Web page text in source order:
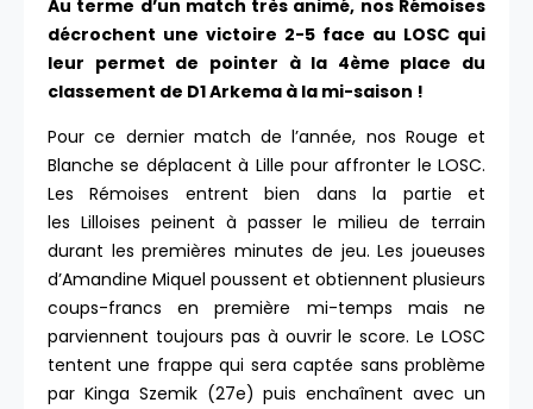
Au terme d’un match très animé, nos Rémoises
décrochent une victoire 2-5 face au LOSC qui
leur permet de pointer à la 4ème place du
classement de D1 Arkema à la mi-saison !
Pour ce dernier match de l’année, nos Rouge et
Blanche se déplacent à Lille pour affronter le LOSC.
Les Rémoises entrent bien dans la partie et
les Lilloises peinent à passer le milieu de terrain
durant les premières minutes de jeu. Les joueuses
d’Amandine Miquel poussent et obtiennent plusieurs
coups-francs en première mi-temps mais ne
parviennent toujours pas à ouvrir le score. Le LOSC
tentent une frappe qui sera captée sans problème
par Kinga Szemik (27e) puis enchaînent avec un